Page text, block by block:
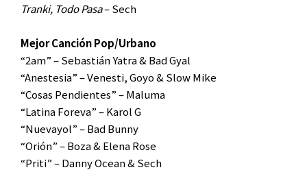
Tranki, Todo Pasa– Sech
Mejor Canción Pop/Urbano
“2am” – Sebastián Yatra & Bad Gyal
“Anestesia” – Venesti, Goyo & Slow Mike
“Cosas Pendientes” – Maluma
“Latina Foreva” – Karol G
“Nuevayol” – Bad Bunny
“Orión” – Boza & Elena Rose
“Priti” – Danny Ocean & Sech